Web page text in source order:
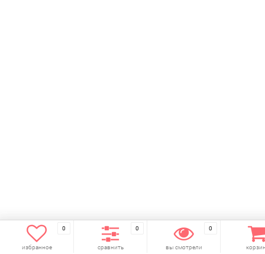
0
избранное
0
сравнить
0
вы смотрели